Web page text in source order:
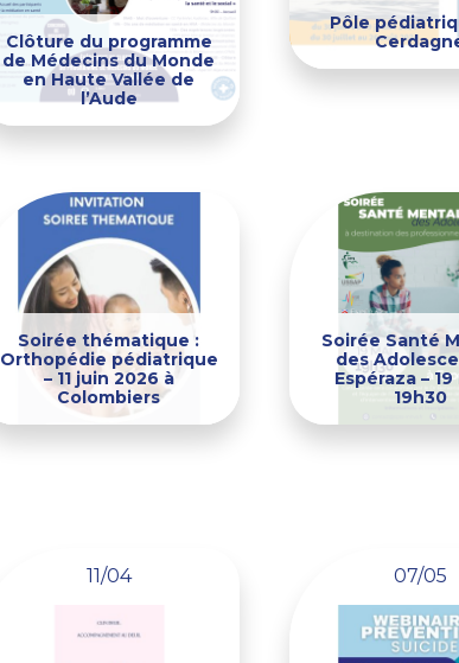
Clôture du programme
de Médecins du Monde
en Haute Vallée de
l’Aude
Pôle
Soirée thématique :
Orthopédie pédiatrique
– 11 juin 2026 à
Colombiers
Soirée Santé
des
Espéraza –
19h30
11/04 07/05